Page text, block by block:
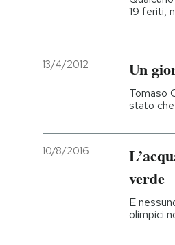
19 feriti,
13/4/2012 Un
Tomaso
stato
10/8/2016
verde
E
olimpici